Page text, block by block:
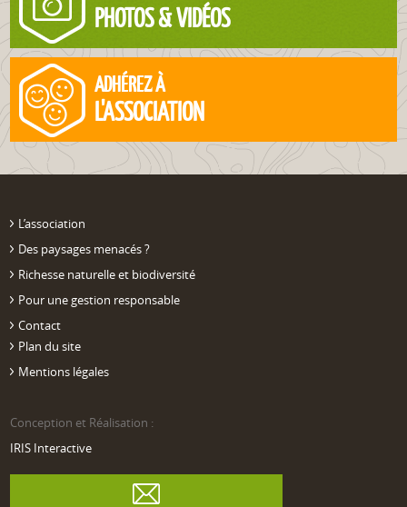
PHOTOS & VIDÉOS
ADHÉREZ À
L'ASSOCIATION
L’association
Des paysages menacés ?
Richesse naturelle et biodiversité
Pour une gestion responsable
Contact
Plan du site
Mentions légales
Conception et Réalisation :
IRIS Interactive